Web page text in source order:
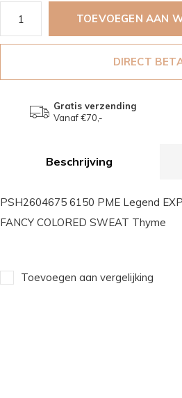
TOEVOEGEN AAN
DIRECT
Gratis verzending
Vanaf €70,-
Beschrijving
PSH2604675 6150 PME Legend
FANCY COLORED SWEAT Thyme
Toevoegen aan vergelijking